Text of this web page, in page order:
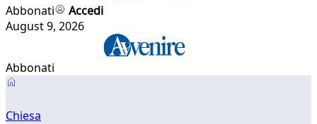
Abbonati
Accedi
August 9, 2026
Abbonati
Chiesa